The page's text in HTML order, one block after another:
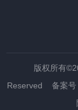
版权所有
Reserved 备案